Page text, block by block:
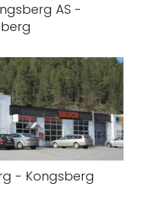
AS -
- Kongsberg